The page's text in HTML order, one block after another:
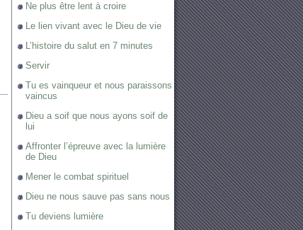
Ne plus être lent à croire
Le lien vivant avec le Dieu de vie
L’histoire du salut en 7 minutes
Servir
Tu es vainqueur et nous paraissons
vaincus
Dieu a soif que nous ayons soif de
lui
Affronter l’épreuve avec la lumière
de Dieu
Mener le combat spirituel
Dieu ne nous sauve pas sans nous
Tu deviens lumière